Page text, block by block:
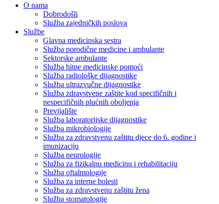
O nama
Dobrodošli
Služba zajedničkih poslova
Službe
Glavna medicinska sestra
Služba porodične medicine i ambulante
Sektorske ambulante
Služba hitne medicinske pomoći
Služba radiološke dijagnostike
Služba ultrazvučne dijagnostike
Služba zdravstvene zaštite kod specifičnih i
nespecifičnih plućnih oboljenja
Previjalište
Služba laboratorijske dijagnostike
Služba mikrobiologije
Služba za zdravstvenu zaštitu djece do 6. godine i
imunizaciju
Služba neurologije
Služba za fizikalnu medicinu i rehabilitaciju
Služba oftalmologije
Služba za interne bolesti
Služba za zdravstvenu zaštitu žena
Služba stomatologije